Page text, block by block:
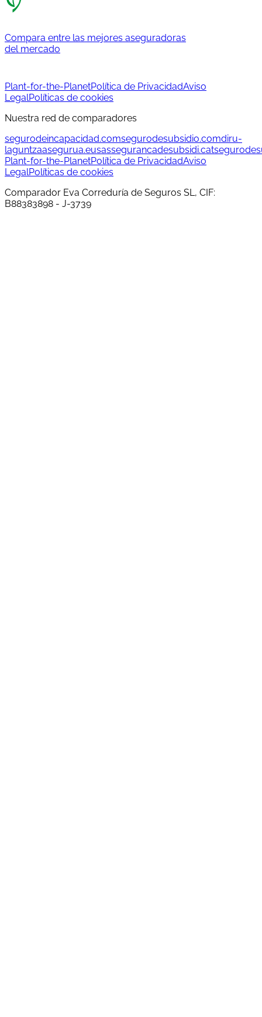
Compara entre las mejores aseguradoras
del mercado
Plant-for-the-PlanetPolítica de PrivacidadAviso
LegalPolíticas de cookies
Nuestra red de comparadores
segurodeincapacidad.comsegurodesubsidio.comdiru-
laguntzaasegurua.eusassegurancadesubsidi.cat
Plant-for-the-PlanetPolítica de PrivacidadAviso
LegalPolíticas de cookies
Comparador Eva Correduría de Seguros SL, CIF:
B88383898 - J-3739